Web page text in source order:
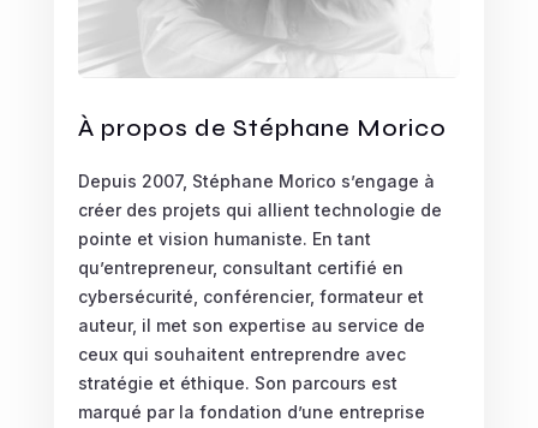
À propos de Stéphane Morico
Depuis 2007, Stéphane Morico s’engage à
créer des projets qui allient technologie de
pointe et vision humaniste. En tant
qu’entrepreneur, consultant certifié en
cybersécurité, conférencier, formateur et
auteur, il met son expertise au service de
ceux qui souhaitent entreprendre avec
stratégie et éthique. Son parcours est
marqué par la fondation d’une entreprise